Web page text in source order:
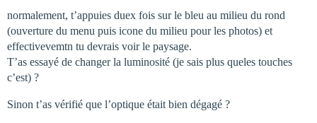
normalement, t’appuies duex fois sur le bleu au milieu du rond
(ouverture du menu puis icone du milieu pour les photos) et
effectivevemtn tu devrais voir le paysage.
T’as essayé de changer la luminosité (je sais plus queles touches
c’est) ?
Sinon t’as vérifié que l’optique était bien dégagé ?